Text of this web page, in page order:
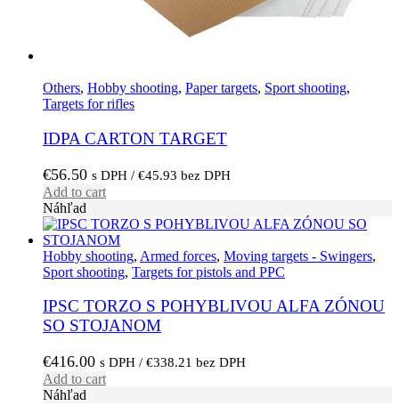
Others, Hobby shooting, Paper targets, Sport shooting,
Targets for rifles
IDPA CARTON TARGET
€56.50 s DPH / €45.93 bez DPH
Add to cart
Náhľad
Hobby shooting, Armed forces, Moving targets - Swingers,
Sport shooting, Targets for pistols and PPC
IPSC TORZO S POHYBLIVOU ALFA ZÓNOU
SO STOJANOM
€416.00 s DPH / €338.21 bez DPH
Add to cart
Náhľad